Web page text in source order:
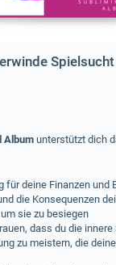
Album unterstützt dich
für deine Finanzen und
die Konsequenzen
sie zu besiegen
dass du die
zu meistern, die